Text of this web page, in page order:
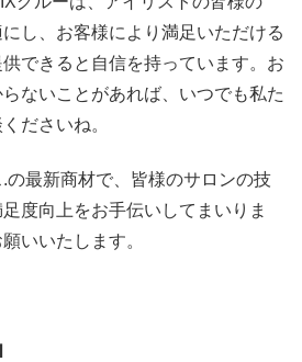
し、お客様により満足いただける
できると自信を持っています。お
ないことがあれば、いつでも私た
ださいね。
の最新商材で、皆様のサロンの技
度向上をお手伝いしてまいりま
いいたします。